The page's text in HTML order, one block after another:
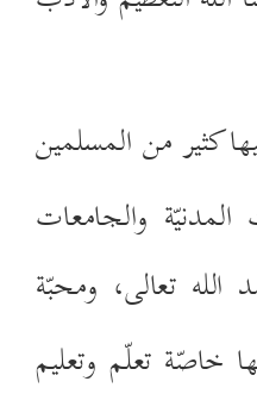
كثير من المسلمين
والجامعات
الله تعالى، ومحبّة
خاصّة تعلّم وتعليم